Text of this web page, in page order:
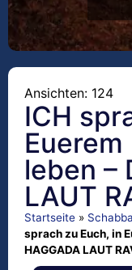
Ansichten: 124
ICH
leben –
LAUT
Startseite »
sprach zu Euch, in
HAGGADA LAUT